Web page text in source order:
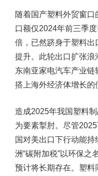
随着国产塑料外贸窗
口额仅2024年前三季
倍，已然跻身于塑料
提升。此轮出口扩张浪
东南亚家电汽车产业
搭上海外经济体增长
造成2025年我国塑料
为要素掣肘。尽管
国对美出口下行动能
洲“碳附加税”以环保
预计将长期存在。塑